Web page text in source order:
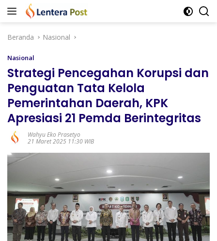
Langsung
Beranda
Nasional
Nasional
Strategi Pencegahan Korupsi dan
Penguatan Tata Kelola
Pemerintahan Daerah, KPK
Apresiasi 21 Pemda Berintegritas
Wahyu Eko Prasetyo
21 Maret 2025 11:30 WIB